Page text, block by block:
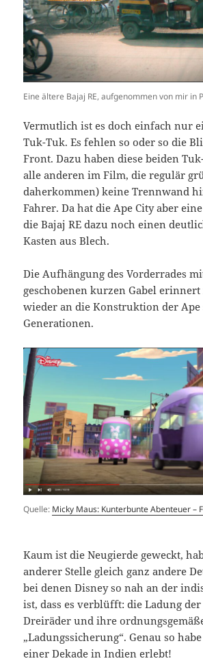
Eine ältere Bajaj RE, aufgenommen von mir in
Vermutlich ist es doch einfach nur
Tuk-Tuk. Es fehlen so oder so die
Front. Dazu haben diese beiden
alle anderen im Film, die regulär
daherkommen) keine Trennwand
Fahrer. Da hat die Ape City aber
die Bajaj RE dazu noch einen
Kasten aus Blech.
Die Aufhängung des Vorderrades
geschobenen kurzen Gabel
wieder an die Konstruktion der Ape
Generationen.
Quelle: Micky Maus: Kunterbunte Abenteuer –
Kaum ist die Neugierde geweckt,
anderer Stelle gleich ganz andere
bei denen Disney so nah an der
ist, dass es verblüfft: die Ladung
Dreiräder und ihre
„Ladungssicherung“. Genau so
einer Dekade in Indien erlebt!